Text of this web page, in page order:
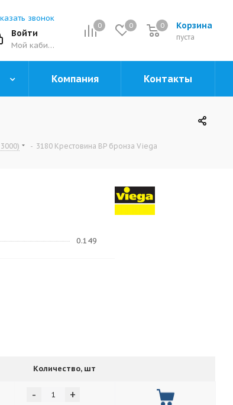
0 0 Корзина
0
пуста
0
звонок
Войти
Мой кабинет
Компания Контакты
- 3180 Крестовина ВР бронза Viega
0.149
Количество, шт
- +